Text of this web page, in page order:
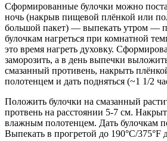
Сформированные булочки можно
ночь (накрыв пищевой плёнкой или
большой пакет) — выпекать утром —
булочкам нагреться при комнатной
это время нагреть духовку.
заморозить, а в день выпечки
смазанный противень, накрыть
полотенцем и дать подняться (~1 1/2
Положить булочки на смазанный
протвень на расстоянии 5-7 см.
влажным полотенцем. Дать булочкам
Выпекать в прогретой до 190°C/375°F